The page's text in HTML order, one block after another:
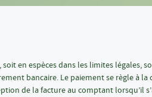
en espèces dans les limites légales,
bancaire. Le paiement se règle à la
de la facture au comptant lorsqu’il